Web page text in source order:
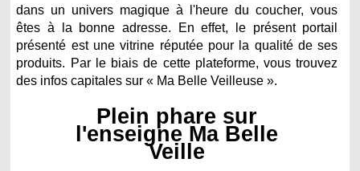
dans un univers magique à l'heure du coucher, vous
êtes à la bonne adresse. En effet, le présent portail
présenté est une vitrine réputée pour la qualité de ses
produits. Par le biais de cette plateforme, vous trouvez
des infos capitales sur « Ma Belle Veilleuse ».
Plein phare sur
l'enseigne Ma Belle
Veille